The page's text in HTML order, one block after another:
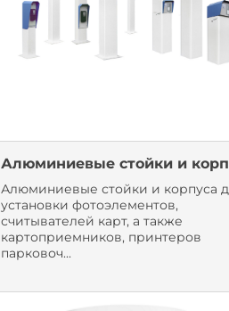
Алюминиевые стойки и
Алюминиевые стойки и корпуса
установки фотоэлементов,
считывателей карт, а также
картоприемников, принтеров
парковоч...